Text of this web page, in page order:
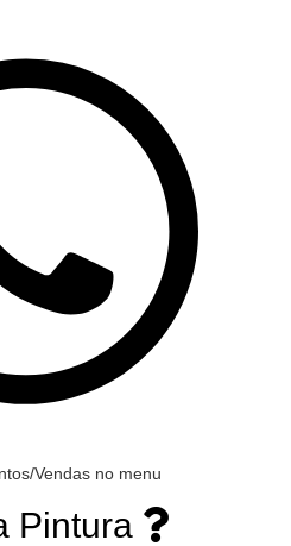
Vendas no menu
Pintura